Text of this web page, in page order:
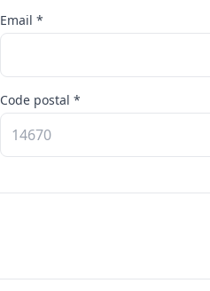
Email *
Code postal *